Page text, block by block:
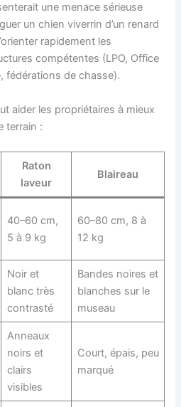
une menace sérieuse
un chien viverrin d’un renard
rapidement les
compétentes (LPO, Office
fédérations de chasse).
aider les propriétaires à mieux
terrain :
Raton
laveur
Blaireau
40–60 cm,
5 à 9 kg
60–80 cm, 8 à
12 kg
Noir et
blanc très
contrasté
Bandes noires et
blanches sur le
museau
Anneaux
noirs et
clairs
visibles
Court, épais, peu
marqué